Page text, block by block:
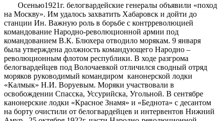
Осенью1921г. белогвардейские генералы объявили «поход
на Москву». Им удалось захватить Хабаровск и дойти до
станции Ин. Важную роль в борьбе с контрреволюцией
командование Народно-революционной армии под
командованием В.К. Блюхера отводило морякам. 9 января
была утверждена должность командующего Народно –
революционным флотом республики. В ходе разгрома
белогвардейцев под Волочаевкой отличился сводный отряд
моряков руководимый командиром канонерской лодки
«Калмык» Н.И. Воруевым. Моряки участвовали в
освобождении Спасска, Уссурийска, Угольной. В сентябре
канонерские лодки «Красное Знамя» и «Беднота» с десантом
на борту очистили от белогвардейцев и интервентов Нижний